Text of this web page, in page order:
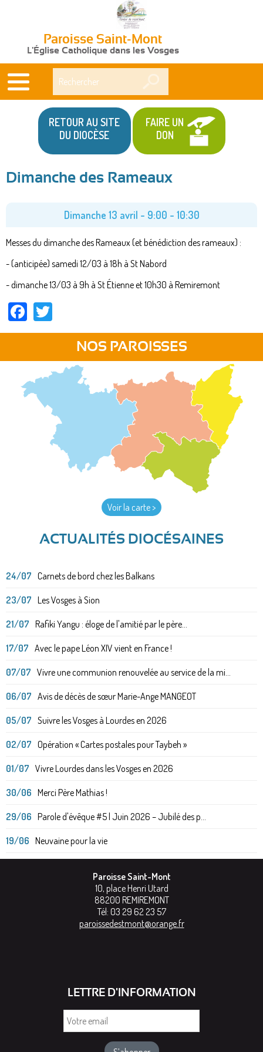
Paroisse Saint-Mont
L'Église Catholique dans les Vosges
RETOUR AU SITE
DU DIOCÈSE
FAIRE UN
DON
ici
Dimanche des Rameaux
Dimanche 13 avril - 9:00 - 10:30
Messes du dimanche des Rameaux (et bénédiction des rameaux) :
- (anticipée) samedi 12/03 à 18h à St Nabord
- dimanche 13/03 à 9h à St Étienne et 10h30 à Remiremont
Facebook
NOS PAROISSES
Voir la carte >
ACTUALITÉS DIOCÉSAINES
24/07 Carnets de bord chez les Balkans
23/07 Les Vosges à Sion
21/07 Rafiki Yangu : éloge de l'amitié par le père...
17/07 Avec le pape Léon XIV vient en France !
07/07 Vivre une communion renouvelée au service de la mi...
06/07 Avis de décès de sœur Marie-Ange MANGEOT
05/07 Suivre les Vosges à Lourdes en 2026
02/07 Opération « Cartes postales pour Taybeh »
01/07 Vivre Lourdes dans les Vosges en 2026
30/06 Merci Père Mathias !
29/06 Parole d'évêque #5 | Juin 2026 – Jubilé des p...
19/06 Neuvaine pour la vie
Paroisse Saint-Mont
10, place Henri Utard
88200 REMIREMONT
Tél: 03 29 62 23 57
paroissedestmont@orange.fr
LETTRE D'INFORMATION